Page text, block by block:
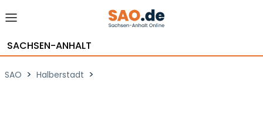
SACHSEN-ANHALT
SAO > Halberstadt >